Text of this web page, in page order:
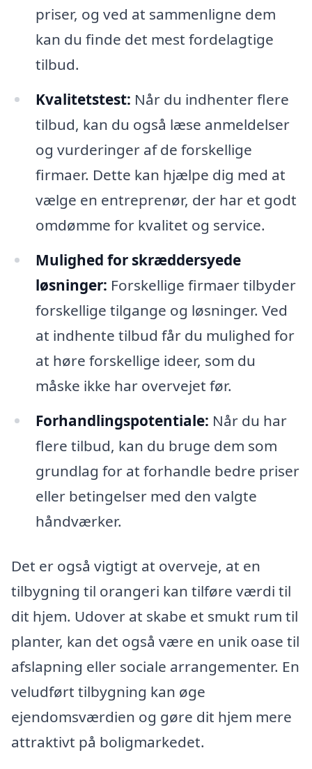
priser, og ved at sammenligne dem
kan du finde det mest fordelagtige
tilbud.
Kvalitetstest: Når du indhenter flere
tilbud, kan du også læse anmeldelser
og vurderinger af de forskellige
firmaer. Dette kan hjælpe dig med at
vælge en entreprenør, der har et godt
omdømme for kvalitet og service.
Mulighed for skræddersyede
løsninger: Forskellige firmaer tilbyder
forskellige tilgange og løsninger. Ved
at indhente tilbud får du mulighed for
at høre forskellige ideer, som du
måske ikke har overvejet før.
Forhandlingspotentiale: Når du har
flere tilbud, kan du bruge dem som
grundlag for at forhandle bedre priser
eller betingelser med den valgte
håndværker.
Det er også vigtigt at overveje, at en
tilbygning til orangeri kan tilføre værdi til
dit hjem. Udover at skabe et smukt rum til
planter, kan det også være en unik oase til
afslapning eller sociale arrangementer. En
veludført tilbygning kan øge
ejendomsværdien og gøre dit hjem mere
attraktivt på boligmarkedet.